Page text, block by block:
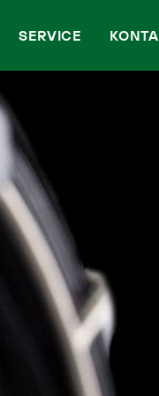
SERVICE